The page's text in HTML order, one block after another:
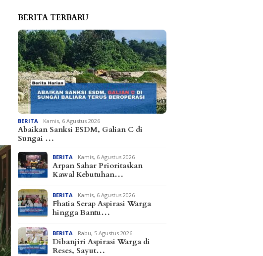
BERITA TERBARU
BERITA Kamis, 6 Agustus 2026
Abaikan Sanksi ESDM, Galian C di
Sungai …
BERITA Kamis, 6 Agustus 2026
Arpan Sahar Prioritaskan
Kawal Kebutuhan…
BERITA Kamis, 6 Agustus 2026
Fhatia Serap Aspirasi Warga
hingga Bantu…
BERITA Rabu, 5 Agustus 2026
Dibanjiri Aspirasi Warga di
Reses, Sayut…